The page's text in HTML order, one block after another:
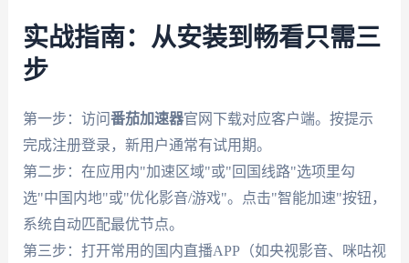
实战指南：从安装到畅看只需三
步
第一步：访问 番茄加速器官网下载对应客户端。按提示
完成注册登录，新用户通常有试用期。
第二步：在应用内"加速区域"或"回国线路"选项里勾
选"中国内地"或"优化影音/游戏"。点击"智能加速"按钮，
系统自动匹配最优节点。
第三步：打开常用的国内直播APP（如央视影音、咪咕视